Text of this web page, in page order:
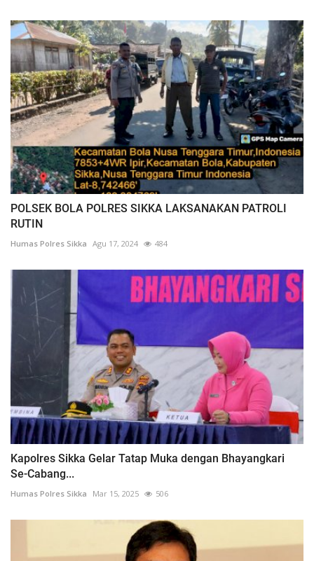
POLSEK BOLA POLRES SIKKA LAKSANAKAN PATROLI
RUTIN
Humas Polres Sikka Agu 17, 2024 484
Kapolres Sikka Gelar Tatap Muka dengan Bhayangkari
Se-Cabang...
Humas Polres Sikka Mar 15, 2025 506